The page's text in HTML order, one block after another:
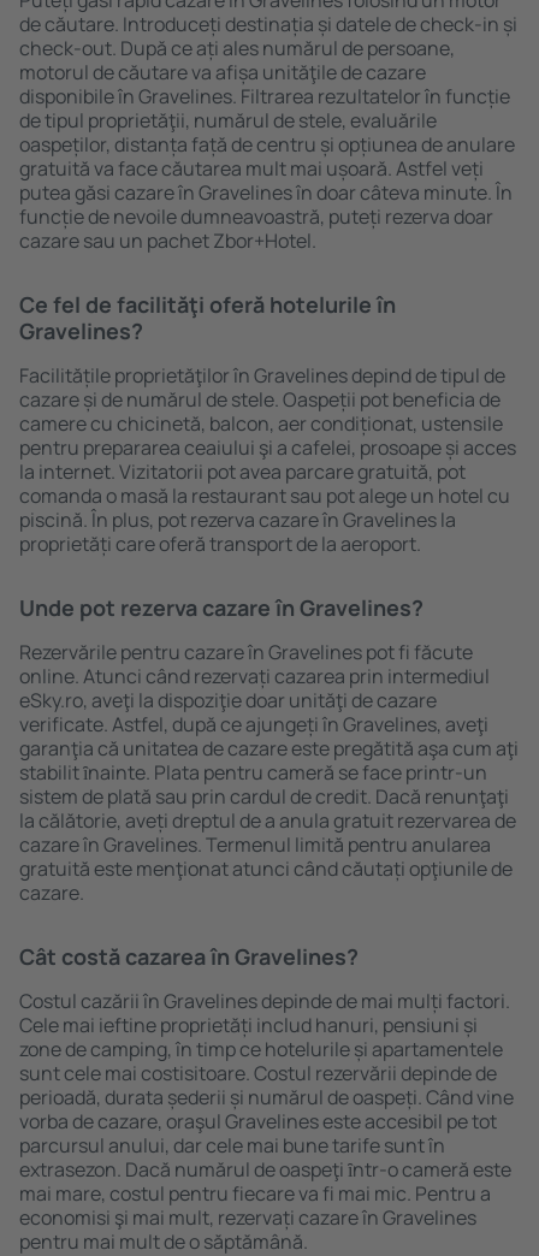
de căutare. Introduceți destinația și datele de check-in și
check-out. După ce ați ales numărul de persoane,
motorul de căutare va afișa unităţile de cazare
disponibile în Gravelines. Filtrarea rezultatelor în funcție
de tipul proprietăţii, numărul de stele, evaluările
oaspeților, distanța față de centru și opțiunea de anulare
gratuită va face căutarea mult mai ușoară. Astfel veți
putea găsi cazare în Gravelines în doar câteva minute. În
funcție de nevoile dumneavoastră, puteți rezerva doar
cazare sau un pachet Zbor+Hotel.
Ce fel de facilităţi oferă hotelurile în
Gravelines?
Facilitățile proprietăţilor în Gravelines depind de tipul de
cazare și de numărul de stele. Oaspeții pot beneficia de
camere cu chicinetă, balcon, aer condiționat, ustensile
pentru prepararea ceaiului şi a cafelei, prosoape și acces
la internet. Vizitatorii pot avea parcare gratuită, pot
comanda o masă la restaurant sau pot alege un hotel cu
piscină. În plus, pot rezerva cazare în Gravelines la
proprietăți care oferă transport de la aeroport.
Unde pot rezerva cazare în Gravelines?
Rezervările pentru cazare în Gravelines pot fi făcute
online. Atunci când rezervați cazarea prin intermediul
eSky.ro, aveţi la dispoziţie doar unităţi de cazare
verificate. Astfel, după ce ajungeți în Gravelines, aveţi
garanţia că unitatea de cazare este pregătită aşa cum aţi
stabilit ȋnainte. Plata pentru cameră se face printr-un
sistem de plată sau prin cardul de credit. Dacă renunţaţi
la călătorie, aveți dreptul de a anula gratuit rezervarea de
cazare în Gravelines. Termenul limită pentru anularea
gratuită este menţionat atunci când căutați opţiunile de
cazare.
Cât costă cazarea în Gravelines?
Costul cazării în Gravelines depinde de mai mulți factori.
Cele mai ieftine proprietăți includ hanuri, pensiuni și
zone de camping, în timp ce hotelurile și apartamentele
sunt cele mai costisitoare. Costul rezervării depinde de
perioadă, durata șederii și numărul de oaspeți. Când vine
vorba de cazare, oraşul Gravelines este accesibil pe tot
parcursul anului, dar cele mai bune tarife sunt în
extrasezon. Dacă numărul de oaspeţi ȋntr-o cameră este
mai mare, costul pentru fiecare va fi mai mic. Pentru a
economisi şi mai mult, rezervați cazare în Gravelines
pentru mai mult de o săptămână.